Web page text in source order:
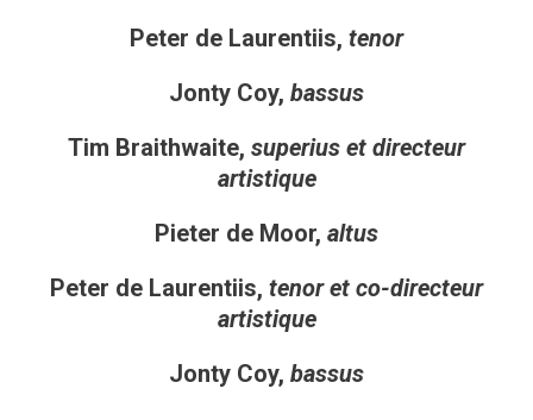
Peter de Laurentiis, tenor
Jonty Coy, bassus
Tim Braithwaite, superius et directeur
artistique
Pieter de Moor, altus
Peter de Laurentiis, tenor et co-directeur
artistique
Jonty Coy, bassus